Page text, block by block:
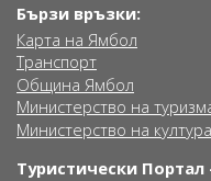
Бързи връзки:
Карта на Ямбол
Транспорт
Община Ямбол
Министерство на
Министерство на
Туристически